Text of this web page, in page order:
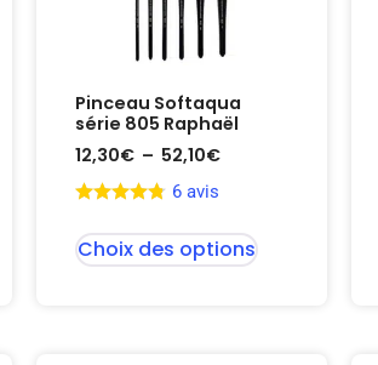
Pinceau Softaqua
série 805 Raphaël
12,30€ – 52,10€
6 avis
Choix des options